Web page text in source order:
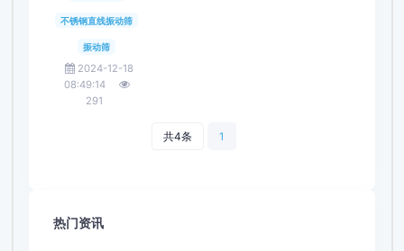
不锈钢直线振动筛
振动筛
2024-12-18
08:49:14
291
共4条 1
热门资讯